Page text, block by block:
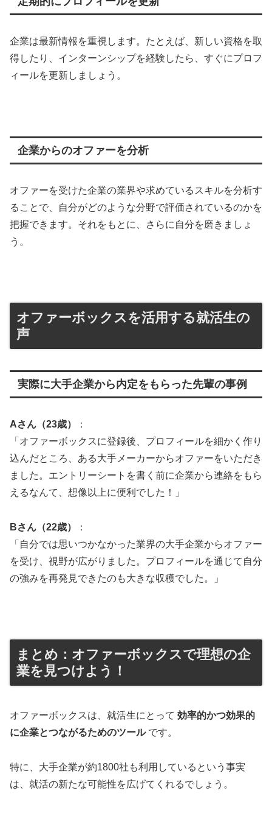
企業は最新情報を重視します。たとえば、新しい資格を取
得したり、インターンシップを経験したら、すぐにプロフ
ィールを更新しましょう。
企業からのオファーを分析
オファーを受けた企業の業界や求めているスキルを分析す
ることで、自分がどのような分野で評価されているのかを
把握できます。それをもとに、さらに自分を磨きましょ
う。
オファーボックスを活用する就活生の
声
実際に大手企業から内定をもらった先輩の事例
Aさん（23歳）
：
「オファーボックスに登録後、プロフィールを細かく作り
込んだところ、ある大手メーカーからオファーをいただき
ました。エントリーシートを書く前に企業から連絡をもら
えるなんて、想像以上に便利でした！」
Bさん（22歳）
：
「自分では思いつかなかった業界の大手企業からオファー
を受け、視野が広がりました。プロフィールを通じて自分
の強みを再発見できたのも大きな収穫でした。」
まとめ：オファーボックスで理想の企
業を見つけよう！
オファーボックスは、就活生にとって 効率的かつ効果的
に企業とつながるためのツールです。
特に、大手企業が約1800社も利用しているという事実
は、就活の新たな可能性を広げてくれるでしょう。